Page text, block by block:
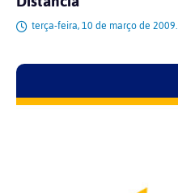
terça-feira, 10 de março de 2009.